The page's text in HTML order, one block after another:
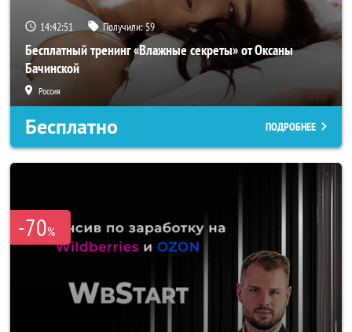
14:42:50 Получили:59
Бесплатный тренинг «Влажные секреты» от Оксаны
Бачинской
Россия
Бесплатно ПОДРОБНЕЕ
-70%